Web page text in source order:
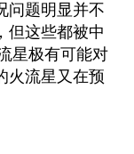
问题明显并不
但这些都被中
星极有可能对
火流星又在预